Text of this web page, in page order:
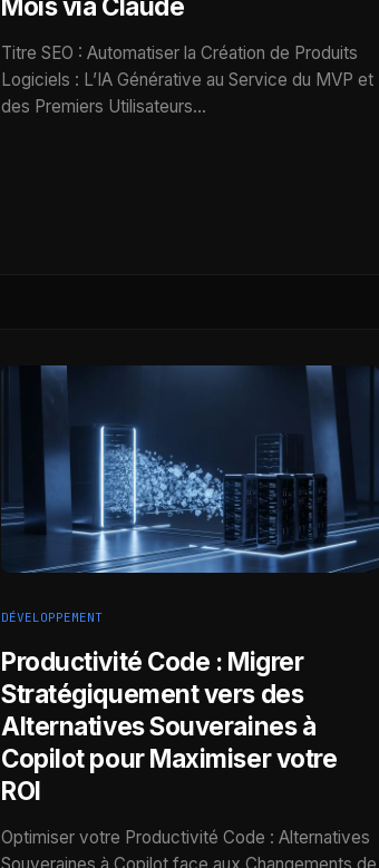
Mois via Claude
Titre SEO : Automatiser la Création de Produits
Logiciels : L’IA Générative au Service du MVP et
des Premiers Utilisateurs…
DÉVELOPPEMENT
Productivité Code : Migrer
Stratégiquement vers des
Alternatives Souveraines à
Copilot pour Maximiser votre
ROI
Optimiser votre Productivité Code : Alternatives